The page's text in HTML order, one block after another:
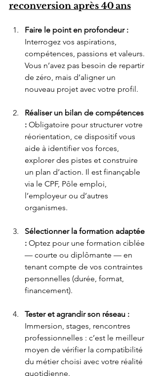
reconversion après 40 ans
Faire le point en profondeur :
Interrogez vos aspirations,
compétences, passions et valeurs.
Vous n’avez pas besoin de repartir
de zéro, mais d’aligner un
nouveau projet avec votre profil.
Réaliser un bilan de compétences
: Obligatoire pour structurer votre
réorientation, ce dispositif vous
aide à identifier vos forces,
explorer des pistes et construire
un plan d’action. Il est finançable
via le CPF, Pôle emploi,
l’employeur ou d’autres
organismes.
Sélectionner la formation adaptée
: Optez pour une formation ciblée
— courte ou diplômante — en
tenant compte de vos contraintes
personnelles (durée, format,
financement).
Tester et agrandir son réseau :
Immersion, stages, rencontres
professionnelles : c’est le meilleur
moyen de vérifier la compatibilité
du métier choisi avec votre réalité
quotidienne.